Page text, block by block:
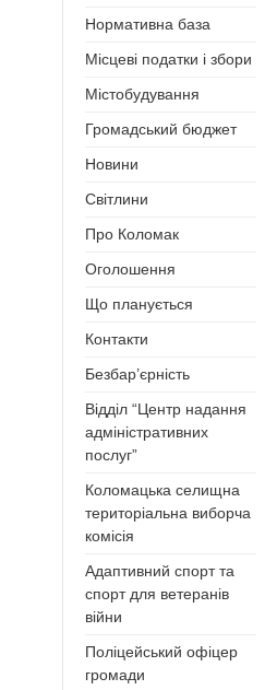
Нормативна база
Місцеві податки і збори
Містобудування
Громадський бюджет
Новини
Світлини
Про Коломак
Оголошення
Що планується
Контакти
Безбар’єрність
Відділ “Центр надання
адміністративних
послуг”
Коломацька селищна
територіальна виборча
комісія
Адаптивний спорт та
спорт для ветеранів
війни
Поліцейський офіцер
громади